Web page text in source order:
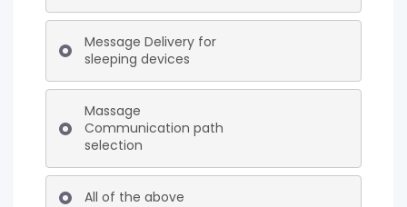
Message Delivery for
sleeping devices
Massage
Communication path
selection
All of the above